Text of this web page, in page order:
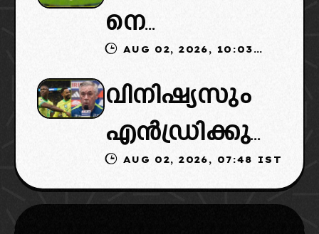
ക്ലബ്ബിന്റെ
ആസ്ഥാനം
മാറ്റാൻ
ആലോചന
ക്കാൻ
നീക്കങ്ങൾ
സജീവം,
ക്ലബ്ബുകളും
എഐഎഫ്എ
ഫ്
നെ
ഏറ്റെടുക്കാൻ
മിഡിൽ ഈസ്റ്റ്
കൺസോർ
ഷ്യം?
കോടികളുടെ
AUG 02, 2026, 10:03
വിനിഷ്യസും
എൻഡ്രിക്കു
മൊക്കെ
ഇന്ത്യക്കെതി
AUG 02, 2026, 07:48 IST